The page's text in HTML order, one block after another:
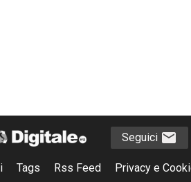
Seguici
Tags Rss Feed Privacy e